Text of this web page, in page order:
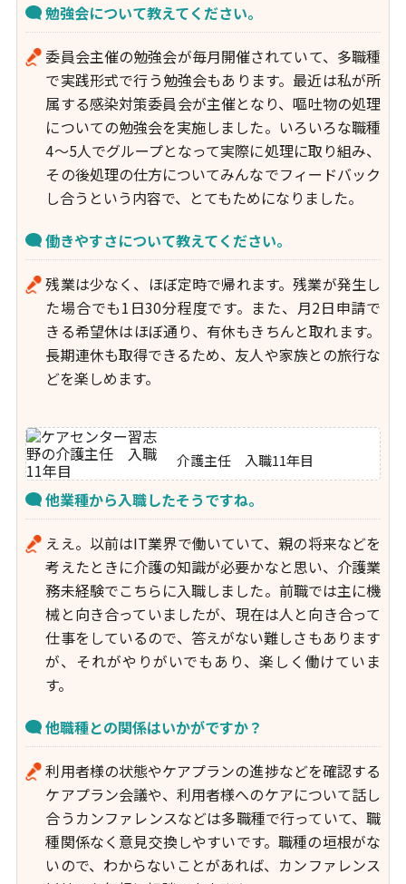
勉強会について教えてください。
委員会主催の勉強会が毎月開催されていて、多職種
で実践形式で行う勉強会もあります。最近は私が所
属する感染対策委員会が主催となり、嘔吐物の処理
についての勉強会を実施しました。いろいろな職種
4～5人でグループとなって実際に処理に取り組み、
その後処理の仕方についてみんなでフィードバック
し合うという内容で、とてもためになりました。
働きやすさについて教えてください。
残業は少なく、ほぼ定時で帰れます。残業が発生し
た場合でも1日30分程度です。また、月2日申請で
きる希望休はほぼ通り、有休もきちんと取れます。
長期連休も取得できるため、友人や家族との旅行な
どを楽しめます。
介護主任 入職11年目
他業種から入職したそうですね。
ええ。以前はIT業界で働いていて、親の将来などを
考えたときに介護の知識が必要かなと思い、介護業
務未経験でこちらに入職しました。前職では主に機
械と向き合っていましたが、現在は人と向き合って
仕事をしているので、答えがない難しさもあります
が、それがやりがいでもあり、楽しく働けていま
す。
他職種との関係はいかがですか？
利用者様の状態やケアプランの進捗などを確認する
ケアプラン会議や、利用者様へのケアについて話し
合うカンファレンスなどは多職種で行っていて、職
種関係なく意見交換しやすいです。職種の垣根がな
いので、わからないことがあれば、カンファレンス